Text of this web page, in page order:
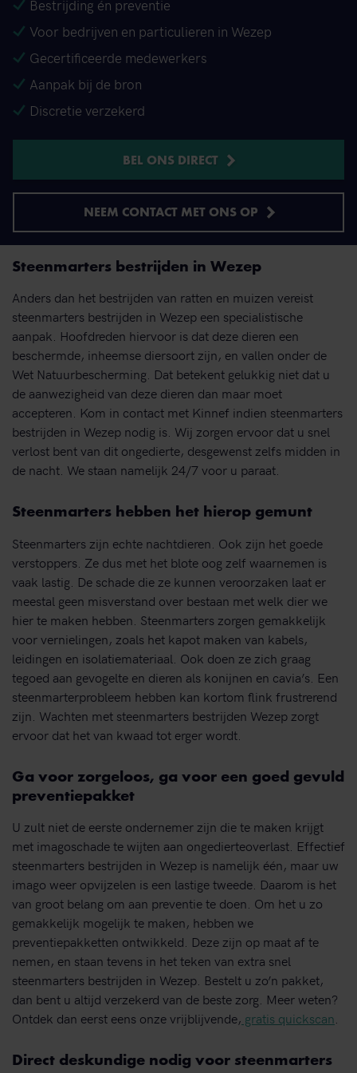
Bestrijding én preventie
Voor bedrijven en particulieren in Wezep
Gecertificeerde medewerkers
Aanpak bij de bron
Discretie verzekerd
BEL ONS DIRECT
NEEM CONTACT MET ONS OP
Steenmarters bestrijden in Wezep
Anders dan het bestrijden van ratten en muizen vereist
steenmarters bestrijden in Wezep een specialistische
aanpak. Hoofdreden hiervoor is dat deze dieren een
beschermde, inheemse diersoort zijn, en vallen onder de
Wet Natuurbescherming. Dat betekent gelukkig niet dat u
de aanwezigheid van deze dieren dan maar moet
accepteren. Kom in contact met Kinnef indien steenmarters
bestrijden in Wezep nodig is. Wij zorgen ervoor dat u snel
verlost bent van dit ongedierte, desgewenst zelfs midden in
de nacht. We staan namelijk 24/7 voor u paraat.
Steenmarters hebben het hierop gemunt
Steenmarters zijn echte nachtdieren. Ook zijn het goede
verstoppers. Ze dus met het blote oog zelf waarnemen is
vaak lastig. De schade die ze kunnen veroorzaken laat er
meestal geen misverstand over bestaan met welk dier we
hier te maken hebben. Steenmarters zorgen gemakkelijk
voor vernielingen, zoals het kapot maken van kabels,
leidingen en isolatiemateriaal. Ook doen ze zich graag
tegoed aan gevogelte en dieren als konijnen en cavia’s. Een
steenmarterprobleem hebben kan kortom flink frustrerend
zijn. Wachten met steenmarters bestrijden Wezep zorgt
ervoor dat het van kwaad tot erger wordt.
Ga voor zorgeloos, ga voor een goed gevuld
preventiepakket
U zult niet de eerste ondernemer zijn die te maken krijgt
met imagoschade te wijten aan ongedierteoverlast. Effectief
steenmarters bestrijden in Wezep is namelijk één, maar uw
imago weer opvijzelen is een lastige tweede. Daarom is het
van groot belang om aan preventie te doen. Om het u zo
gemakkelijk mogelijk te maken, hebben we
preventiepakketten ontwikkeld. Deze zijn op maat af te
nemen, en staan tevens in het teken van extra snel
steenmarters bestrijden in Wezep. Bestelt u zo’n pakket,
dan bent u altijd verzekerd van de beste zorg. Meer weten?
Ontdek dan eerst eens onze vrijblijvende, gratis quickscan
Direct deskundige nodig voor steenmarters